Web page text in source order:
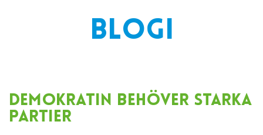
BLOGI
DEMOKRATIN BEHÖVER STARKA
PARTIER